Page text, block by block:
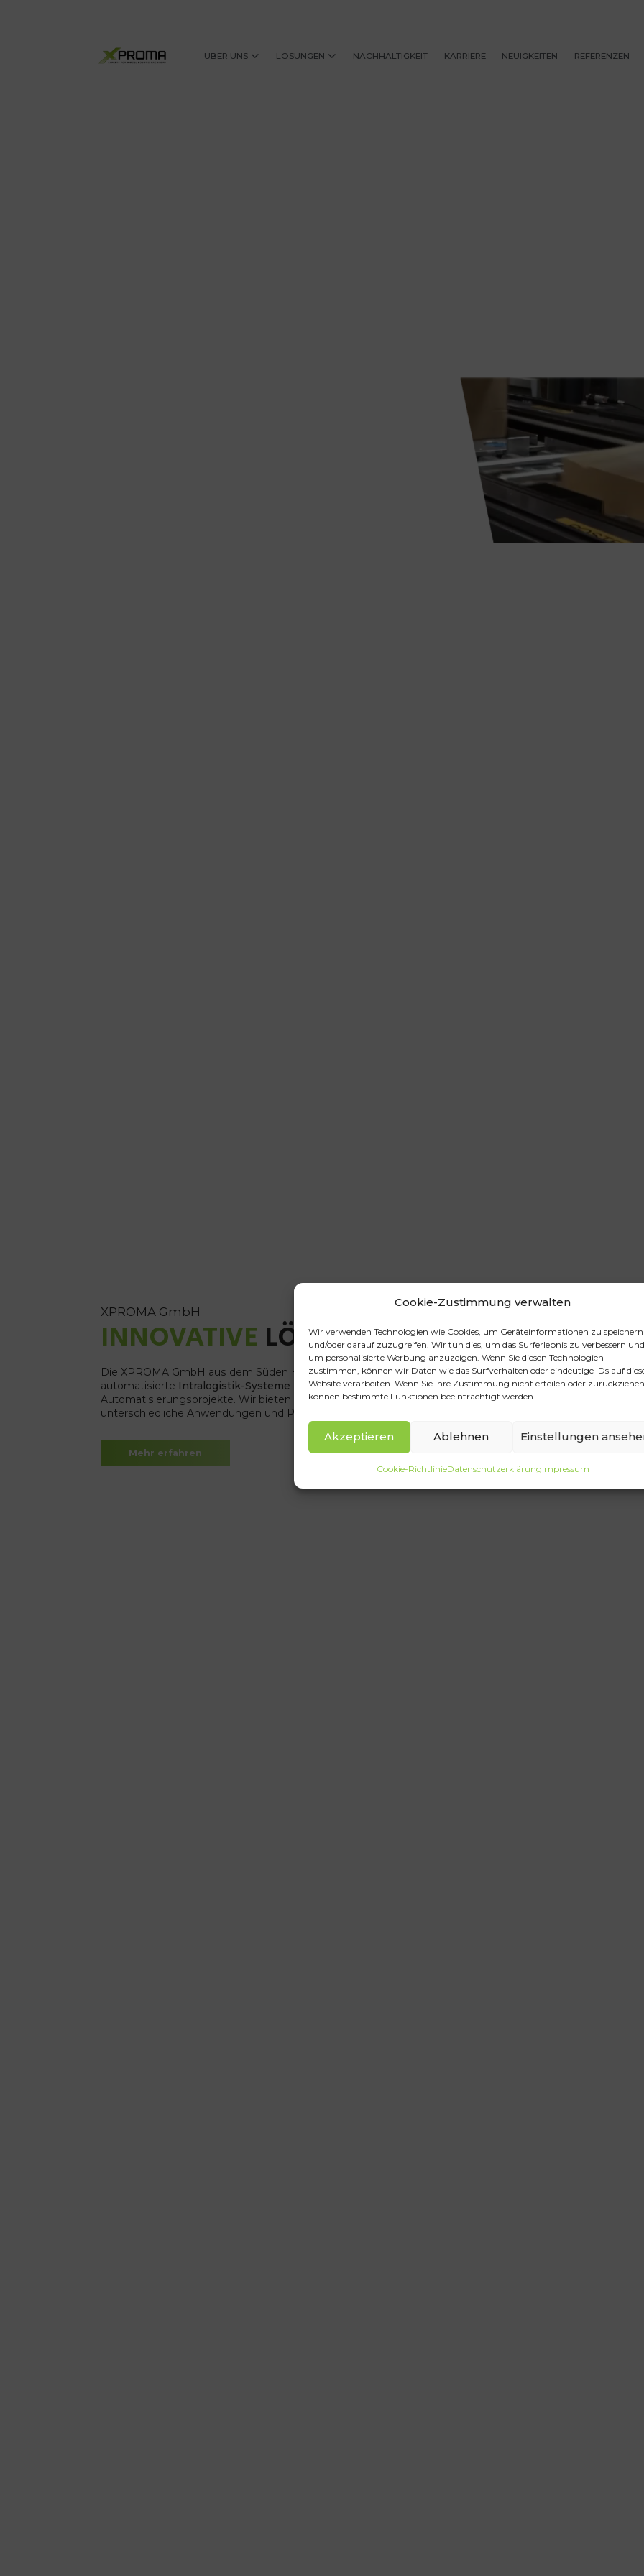
Cookie-Zustimmung verwalten
Wir verwenden Technologien wie Cookies, um Geräteinformationen zu speichern
und/oder darauf zuzugreifen. Wir tun dies, um das Surferlebnis zu verbessern und
um personalisierte Werbung anzuzeigen. Wenn Sie diesen Technologien
zustimmen, können wir Daten wie das Surfverhalten oder eindeutige IDs auf
Website verarbeiten. Wenn Sie Ihre Zustimmung nicht erteilen oder zurückziehen,
können bestimmte Funktionen beeinträchtigt werden.
Akzeptieren Ablehnen Einstellungen
Cookie-RichtlinieDatenschutzerklärungImpressum
ÜBER UNS LÖSUNGEN NACHHALTIGKEIT KARRIERE NEUIGKEITEN REFERENZEN
XPROMA GmbH
INNOVATIVE LÖSUNGEN
Die XPROMA GmbH aus dem Süden Hamburgs, ist Integrator für
automatisierte Intralogistik-Systeme und dynamische
Automatisierungsprojekte. Wir bieten Ihnen Lösungen für
unterschiedliche Anwendungen und Prozesse.
Mehr erfahren